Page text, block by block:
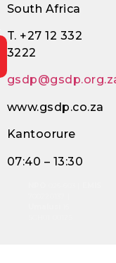
South Africa
T. +27 12 332
3222
www.gsdp.co.za
Kantoorure
07:40 – 13:30